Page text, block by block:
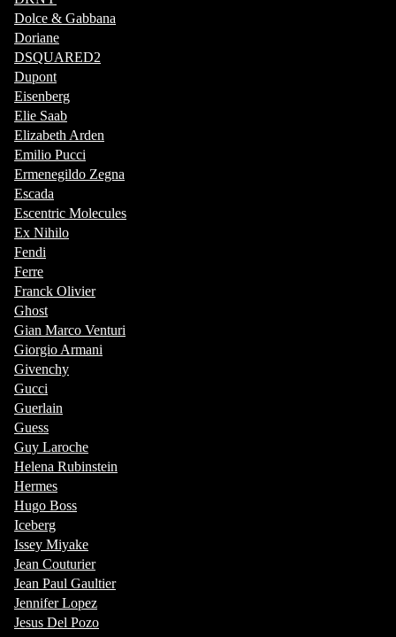
Dolce & Gabbana
Doriane
DSQUARED2
Dupont
Eisenberg
Elie Saab
Elizabeth Arden
Emilio Pucci
Ermenegildo Zegna
Escada
Escentric Molecules
Ex Nihilo
Fendi
Ferre
Franck Olivier
Ghost
Gian Marco Venturi
Giorgio Armani
Givenchy
Gucci
Guerlain
Guess
Guy Laroche
Helena Rubinstein
Hermes
Hugo Boss
Iceberg
Issey Miyake
Jean Couturier
Jean Paul Gaultier
Jennifer Lopez
Jesus Del Pozo